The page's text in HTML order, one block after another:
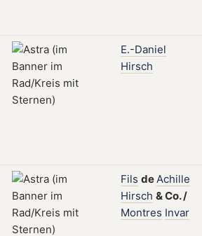
E.-Daniel
Hirsch
Fils deAchille
Hirsch &Co./
Montres Invar